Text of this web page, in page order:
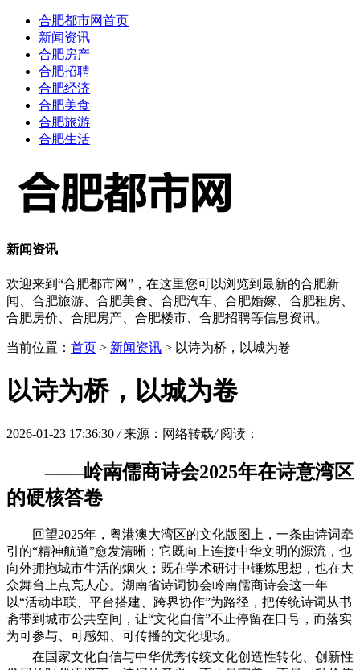
合肥都市网首页
新闻资讯
合肥房产
合肥招聘
合肥经济
合肥美食
合肥旅游
合肥生活
新闻资讯
欢迎来到“合肥都市网”，在这里您可以浏览到最新的合肥新
闻、合肥旅游、合肥美食、合肥汽车、合肥婚嫁、合肥租房、
合肥房价、合肥房产、合肥楼市、合肥招聘等信息资讯。
当前位置： 首页 > 新闻资讯 > 以诗为桥，以城为卷
以诗为桥，以城为卷
2026-01-23 17:36:30/ 来源：网络转载/ 阅读：
——岭南儒商诗会2025年在诗意湾区
的硬核答卷
回望2025年，粤港澳大湾区的文化版图上，一条由诗词牵
引的“精神航道”愈发清晰：它既向上连接中华文明的源流，也
向外拥抱城市生活的烟火；既在学术研讨中锤炼思想，也在大
众舞台上点亮人心。湖南省诗词协会岭南儒商诗会这一年
以“活动串联、平台搭建、跨界协作”为路径，把传统诗词从书
斋带到城市公共空间，让“文化自信”不止停留在口号，而落实
为可参与、可感知、可传播的文化现场。
在国家文化自信与中华优秀传统文化创造性转化、创新性